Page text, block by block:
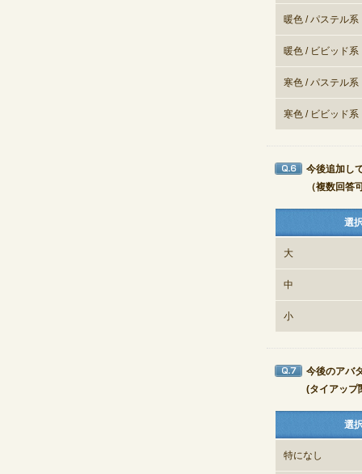
暖色 / パステル系
暖色 / ビビッド系
寒色 / パステル系
寒色 / ビビッド系
Q6
今後追加し
（複数回答
選
大
中
小
Q7
今後のアバ
(タイアップ
選
特になし